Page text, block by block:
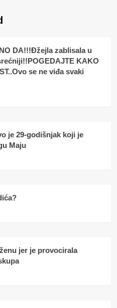
DA!!!Đžejla zablisala u
KAKO
se ne viđa svaki
je 29-godišnjak koji je
Maju
jer je provocirala